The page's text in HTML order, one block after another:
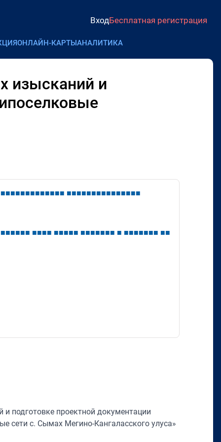
ВходБесплатная регистрация
ОНЛАЙН-КАРТЫАНАЛИТИКА
изысканий и
■■■■■■■■■■■■■ ■■■■■■■■■■■■■■■
■■■■■■ ■■■■ ■■■■■ ■■■■■■■ ■ ■■■■■■■ ■■
подготовке проектной документации
сети с. Сымах Мегино-Кангаласского улуса»